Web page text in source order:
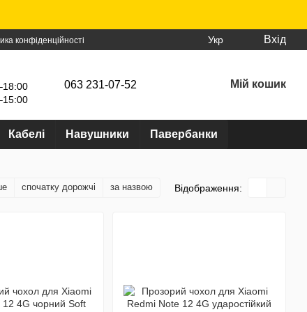
конфіденційності Укр Вхід
063 231-07-52 Мій кошик
Кабелі Навушники Павербанки
спочатку дорожчі за назвою Відображення: